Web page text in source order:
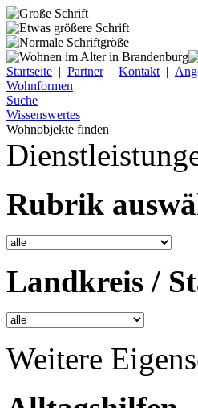
Startseite | Partner| Kontakt |
Wohnformen
Suche
Wissenswertes
Wohnobjekte finden
Rubrik
Landkreis /
Weitere